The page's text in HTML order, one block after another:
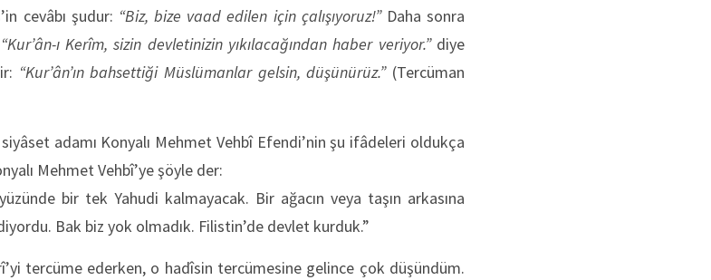
cevâbı şudur: “Biz, bize vaad edilen için çalışıyoruz!”Daha sonra
“Kur’ân-ı Kerîm, sizin devletinizin yıkılacağından haber veriyor.”diye
“Kur’ân’ın bahsettiği Müslümanlar gelsin, düşünürüz.”(Tercüman
adamı Konyalı Mehmet Vehbî Efendi’nin şu ifâdeleri oldukça
Mehmet Vehbî’ye şöyle der:
bir tek Yahudi kalmayacak. Bir ağacın veya taşın arkasına
Bak biz yok olmadık. Filistin’de devlet kurduk.”
tercüme ederken, o hadîsin tercümesine gelince çok düşündüm.